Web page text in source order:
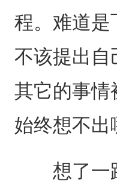
程。难道是
不该提出自
其它的事情
始终想不出
想了一路